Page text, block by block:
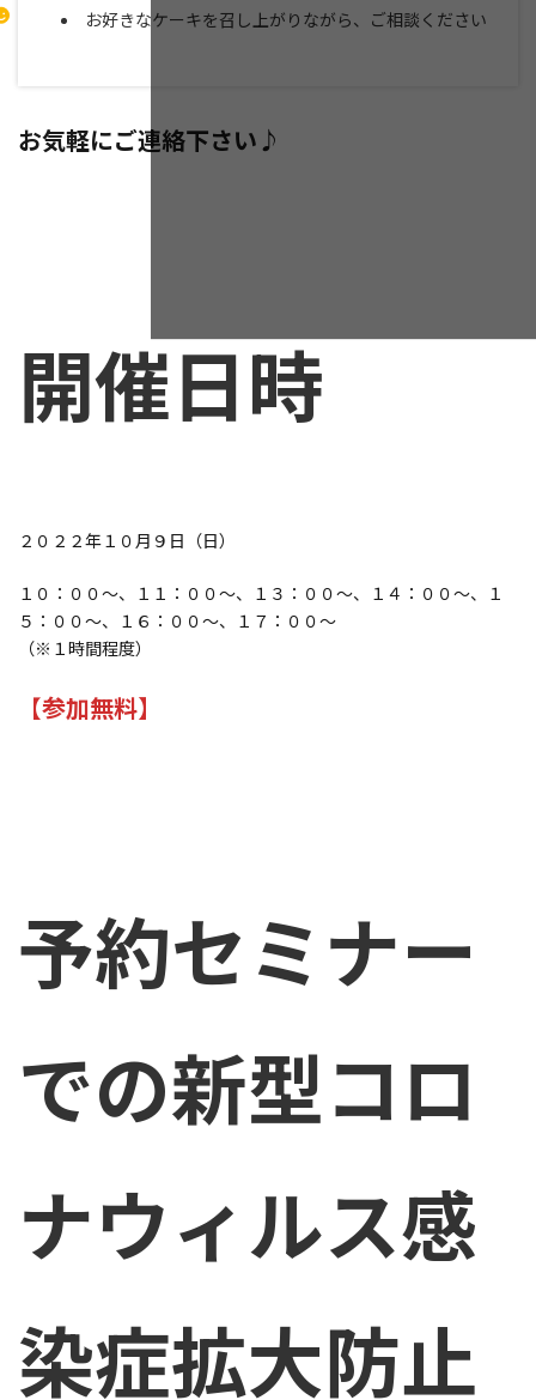
お好きなケーキを召し上がりながら、ご相談ください
お気軽にご連絡下さい♪
開催日時
２０２２年１０月９日（日）
１０：００～、１１：００～、１３：００～、１４：００～、１
５：００～、１６：００～、１７：００～
（※１時間程度）
【参加無料】
予約セミナー
での新型コロ
ナウィルス感
染症拡大防止